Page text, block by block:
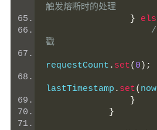
触发熔断时的处理
}
戳
requestCount . set( 0 );
lastTimestamp . set( now
}
}